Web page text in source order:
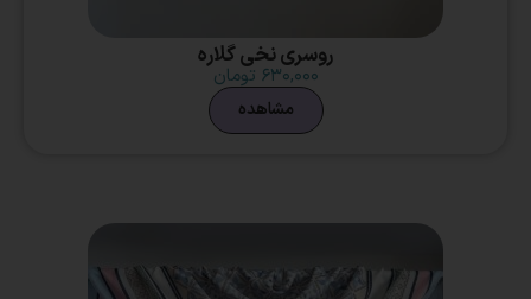
روسری نخی گلاره
۶۳۰,۰۰۰ تومان
مشاهده